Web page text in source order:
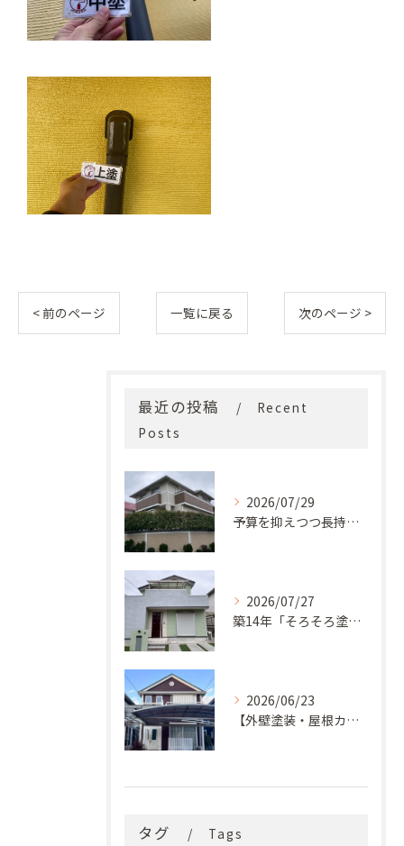
< 前のページ 一覧に戻る 次のページ >
最近の投稿
Recent
Posts
2026/07/29
予算を抑えつつ長持ち！築33年モルタル外壁と屋根の塗り替え
2026/07/27
築14年「そろそろ塗り替え時？」コケ・汚れが気になっていた神戸市北区M様邸が新築同様の美しい外観に蘇るまで
2026/06/23
【外壁塗装・屋根カバー工法】築29年の剥がれや汚れのお悩みを「ナノコンポジットW」と屋根カバー工法で解決
タグ Tags